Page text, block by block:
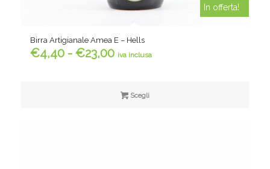
Birra Artigianale Amea E – Hells
€4,40 - €23,00Fascia
da
iva inclusa
In offerta!
Scegli